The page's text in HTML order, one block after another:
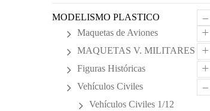
–
MODELISMO PLASTICO
+
Maquetas de Aviones
+
MAQUETAS V. MILITARES
+
Figuras Históricas
–
Vehículos Civiles
Vehículos Civiles 1/12